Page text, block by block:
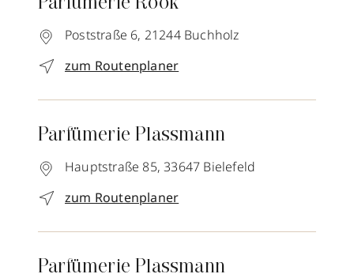
Parfümerie Rook
Poststraße 6, 21244 Buchholz
zum Routenplaner
Parfümerie Plassmann
Hauptstraße 85, 33647 Bielefeld
zum Routenplaner
Parfümerie Plassmann